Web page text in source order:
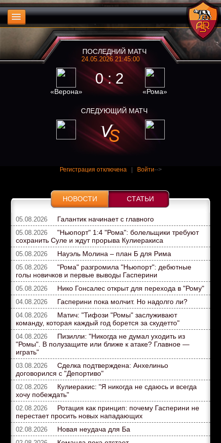
ПОСЛЕДНИЙ МАТЧ
24.05.2026 21:45:00
«Верона» «Рома»
0 : 2
СЛЕДУЮЩИЙ МАТЧ
Регистрация отключена| Войти-->
НОВОСТИ СТАТЬИ
05.08.2026 Галантик начинает с главного
05.08.2026"Ньюпорт" 1:4 "Рома": болельщики требуют
сохранить Суле и ждут прорыва Кулиеракиса
05.08.2026 Науэль Молина – план Б для Рима
05.08.2026"Рома" разгромила "Ньюпорт": дебютные
голы новичков и первые выводы Гасперини
05.08.2026 Нико Гонсалес открыт для перехода в "Рому"
04.08.2026 Гасперини пока молчит. Но надолго ли?
04.08.2026 Матич: "Тифози "Ромы" заслуживают
команду, которая каждый год борется за скудетто"
04.08.2026 Пизилли: "Никогда не думал уходить из
"Ромы". В полузащите или ближе к атаке? Главное —
играть"
03.08.2026Сделка подтверждена: Анхелиньо
договорился с "Депортиво"
02.08.2026 Кулиеракис: "Я никогда не сдаюсь и всегда
хочу побеждать"
02.08.2026 Ротация как принцип: почему Гасперини не
перестает просить новых нападающих
02.08.2026 Новая неудача для Ба